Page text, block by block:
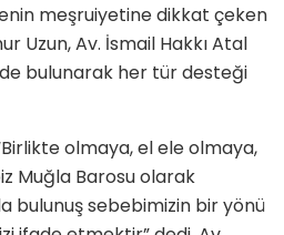
meşruiyetine dikkat çeken
Uzun, Av. İsmail Hakkı Atal
bulunarak her tür desteği
olmaya, el ele olmaya,
Muğla Barosu olarak
bulunuş sebebimizin bir yönü